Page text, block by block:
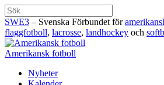
Hoppa
till
innehåll
Sök
SWE3 – Svenska Förbundet för
flaggfotboll, lacrosse, landhockey och
Amerikansk fotboll
Nyheter